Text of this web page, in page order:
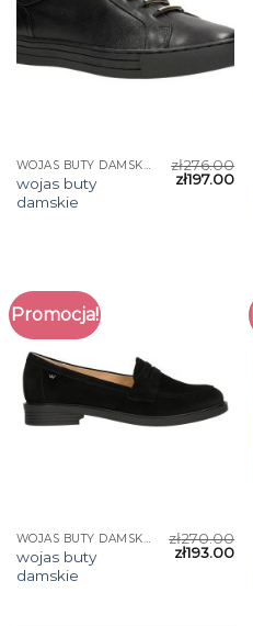
wojas buty
damskie
zł276.00
zł197.00
Promocja!
WOJAS BUTY DAMSKIE
wojas buty
damskie
zł270.00
zł193.00